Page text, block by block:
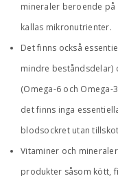
mineraler beroende på
kallas mikronutrienter.
Det finns också
mindre beståndsdelar)
(Omega-6 och Omega-
det finns inga
blodsockret utan
Vitaminer och
produkter såsom kött,